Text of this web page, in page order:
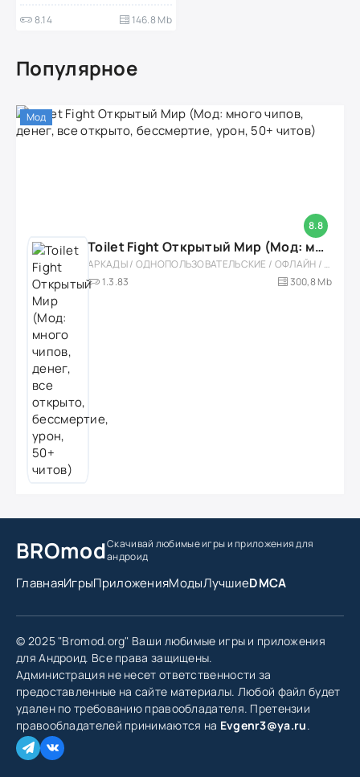
8.14 146.8 Mb
Популярное
8.8
Мод
Toilet Fight Открытый Мир (Мод: много чипов, денег, все открыто, бессмертие, урон, 50+ читов)
АРКАДЫ / ОДНОПОЛЬЗОВАТЕЛЬСКИЕ / ОФЛАЙН / МОД / РОЛЕВЫЕ / ШУТЕРЫ / ОТКРЫТЫЙ МИР / ВСТРОЕННЫЙ КЕШ / 3D / ЭКШЕНЫ / ТУАЛЕТНЫЕ ВОЙНЫ / ДЛЯ ДЕТЕЙ
1.3.83
300,8 Mb
BROmodСкачивай любимые игрыи приложения для
андроид
ГлавнаяИгрыПриложенияМодыЛучшиеDMCA
© 2025 "Bromod.org" Ваши любимые игры и приложения
для Андроид. Все права защищены.
Администрация не несет ответственности за
предоставленные на сайте материалы. Любой файл будет
удален по требованию правообладателя. Претензии
правообладателей принимаются на Evgenr3@ya.ru.